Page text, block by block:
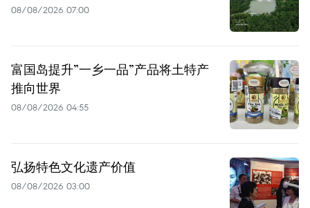
08/08/2026 07:00
富国岛提升”一乡一品”产品将土特产
推向世界
08/08/2026 04:55
弘扬特色文化遗产价值
08/08/2026 03:00